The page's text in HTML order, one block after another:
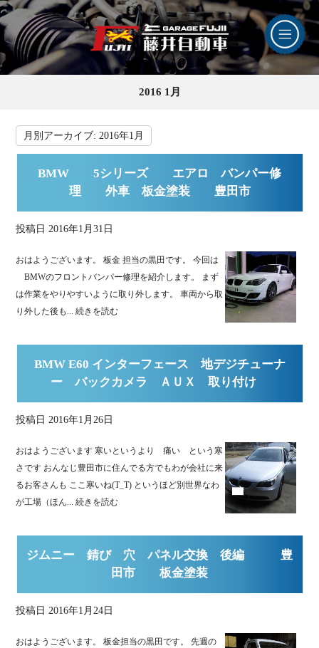
2016 1月
月別アーカイブ:2016年1月
BMW 5シリーズ エアロ バンパー修
理 外車 板金塗装 豊田市
投稿日 2016年1月31日
おはようございます。 板金 担当の黒田です。 今回は
BMWのフロントバンパー修理を紹介します。 まず
は作業をやりやすいように取り外します。 車両から取
り外した後も...続きを読む
BMW E60 インターフェース 地デジチューナ
ー バックカメラ ＡＵＸ 取り付け
投稿日 2016年1月26日
おはようございます 寒いというより 痛い という寒
さです おんなじ豊田市に住んでる方でもわが会社に来
るお客さんも ここ寒いね(T_T) というほど別世界なわ
が工場（ほん...続きを読む
ジムニー 錆び 穴 パネル交換 後編 豊
田市 板金塗装
投稿日 2016年1月24日
おはようございます。 板金担当の黒田です。 先週の